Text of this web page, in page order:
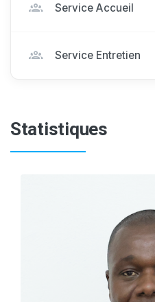
Service Accueil
Service Entretien
Statistiques